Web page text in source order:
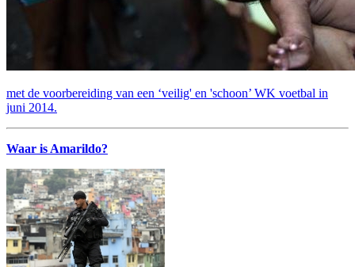
met de voorbereiding van een ‘veilig' en 'schoon’ WK voetbal in
juni 2014.
Waar is Amarildo?